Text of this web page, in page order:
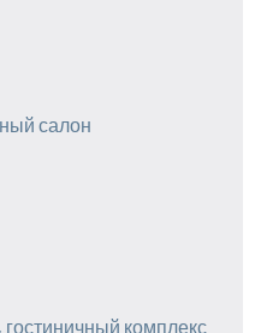
салон
гостиничный комплекс